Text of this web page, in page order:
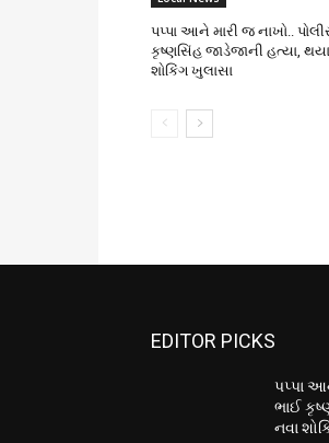
પપ્પા આને મારી જ નાખો..
કૃષ્ણસિંહ જાડેજાની હત્યા,
શોકિંગ ખુલાસા
EDITOR PICKS
પપ્પા
ભાઈ
નવા